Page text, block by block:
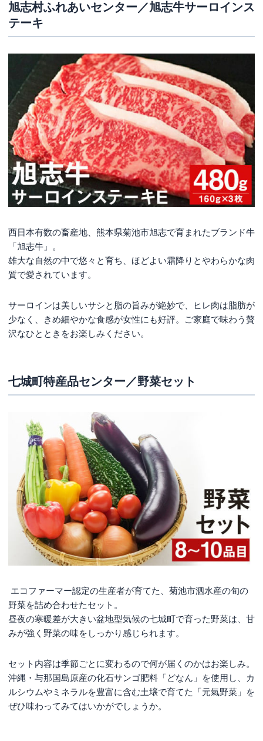
旭志村ふれあいセンター／旭志牛サーロインス
テーキ
西日本有数の畜産地、熊本県菊池市旭志で育まれたブランド牛
「旭志牛」。
雄大な自然の中で悠々と育ち、ほどよい霜降りとやわらかな肉
質で愛されています。
サーロインは美しいサシと脂の旨みが絶妙で、ヒレ肉は脂肪が
少なく、きめ細やかな食感が女性にも好評。ご家庭で味わう贅
沢なひとときをお楽しみください。
七城町特産品センター／野菜セット
エコファーマー認定の生産者が育てた、菊池市泗水産の旬の
野菜を詰め合わせたセット。
昼夜の寒暖差が大きい盆地型気候の七城町で育った野菜は、甘
みが強く野菜の味をしっかり感じられます。
セット内容は季節ごとに変わるので何が届くのかはお楽しみ。
沖縄・与那国島原産の化石サンゴ肥料「どなん」を使用し、カ
ルシウムやミネラルを豊富に含む土壌で育てた「元氣野菜」を
ぜひ味わってみてはいかがでしょうか。